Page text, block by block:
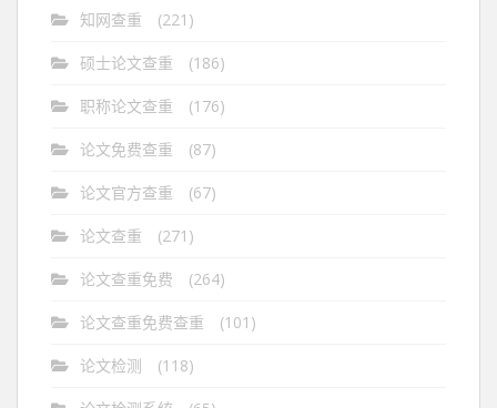
知网查重 (221)
硕士论文查重 (186)
职称论文查重 (176)
论文免费查重 (87)
论文官方查重 (67)
论文查重 (271)
论文查重免费 (264)
论文查重免费查重 (101)
论文检测 (118)